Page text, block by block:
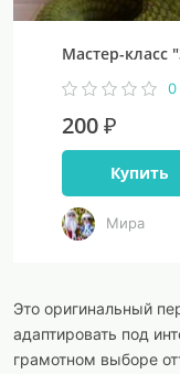
Мастер-класс
0
200 ₽
Купить
Мира
Это оригинальный
адаптировать под
грамотном выборе